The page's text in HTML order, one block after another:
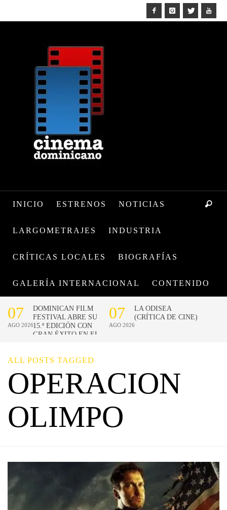
INICIO ESTRENOS NOTICIAS
LARGOMETRAJES INDUSTRIA
CRÍTICAS LOCALES BIOGRAFÍAS
GALERÍA INTERNACIONAL CONTENIDO
ALL POSTS TAGGED
OPERACION
OLIMPO